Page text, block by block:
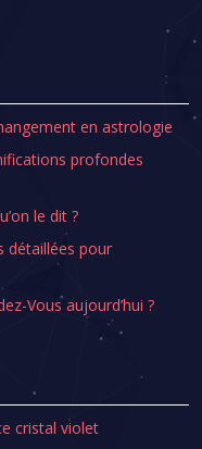
en astrologie
profondes
le dit ?
détaillées pour
Vous aujourd’hui ?
cristal violet